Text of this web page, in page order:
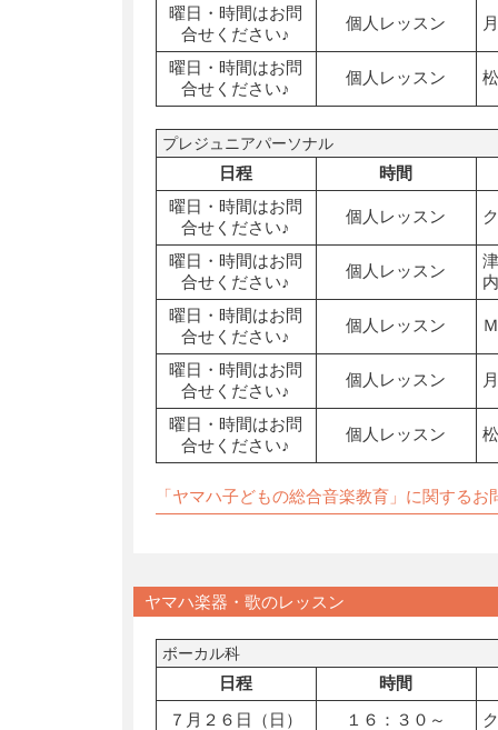
曜日・時間はお問
合せください♪
個人レッスン
曜日・時間はお問
合せください♪
個人レッスン
プレジュニアパーソナル
日程
時間
曜日・時間はお問
合せください♪
個人レッスン
曜日・時間はお問
合せください♪
個人レッスン
曜日・時間はお問
合せください♪
個人レッスン
曜日・時間はお問
合せください♪
個人レッスン
曜日・時間はお問
合せください♪
個人レッスン
「ヤマハ子どもの総合音楽教育」に関するお
ヤマハ楽器・歌のレッスン
ボーカル科
日程
時間
７月２６日（日）
１６：３０～